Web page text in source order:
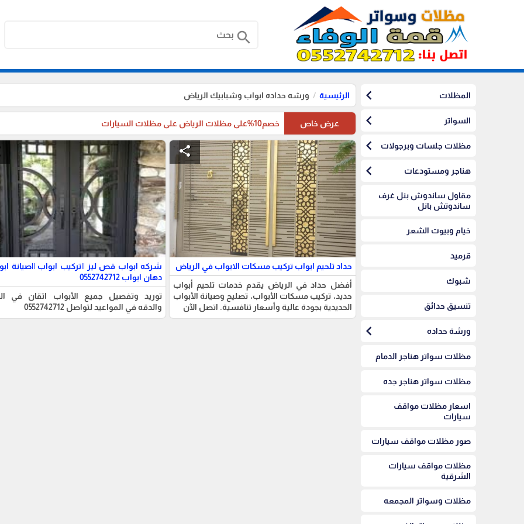
search
المظلات chevron_left
السواتر chevron_left
مظلات جلسات وبرجولات chevron_left
هناجر ومستودعات chevron_left
مقاول ساندوش بنل غرف
ساندوتش بانل
خيام وبيوت الشعر
قرميد
شبوك
تنسيق حدائق
ورشة حداده chevron_left
مظلات سواتر هناجر الدمام
مظلات سواتر هناجر جده
اسعار مظلات مواقف
سيارات
صور مظلات مواقف سيارات
مظلات مواقف سيارات
الشرقية
مظلات وسواتر المجمعه
الرئيسية ورشه حداده ابواب وشبابيك الرياض
عرض خاص خصم10%على مظلات الرياض على مظلات السيارات
share
حداد تلحيم ابواب تركيب مسكات الابواب في الرياض
أفضل حداد في الرياض يقدم خدمات تلحيم أبواب
حديد، تركيب مسكات الأبواب، تصليح وصيانة الأبواب
الحديدية بجودة عالية وأسعار تنافسية. اتصل الآن
شركه ابواب قص ليز ||تركيب ابواب ||صيانة
دهان ابواب 0552742712
توريد وتفصيل جميع الأبواب اتقان في
والدقه في المواعيد لتواصل 0552742712